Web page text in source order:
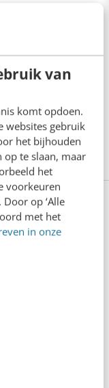
van
komt opdoen.
websites gebruik
het bijhouden
te slaan, maar
het
voorkeuren
op ‘Alle
met het
in onze
hun waarden
het beste
een